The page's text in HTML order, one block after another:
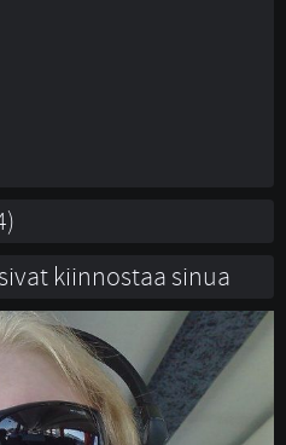
kiinnostaa sinua